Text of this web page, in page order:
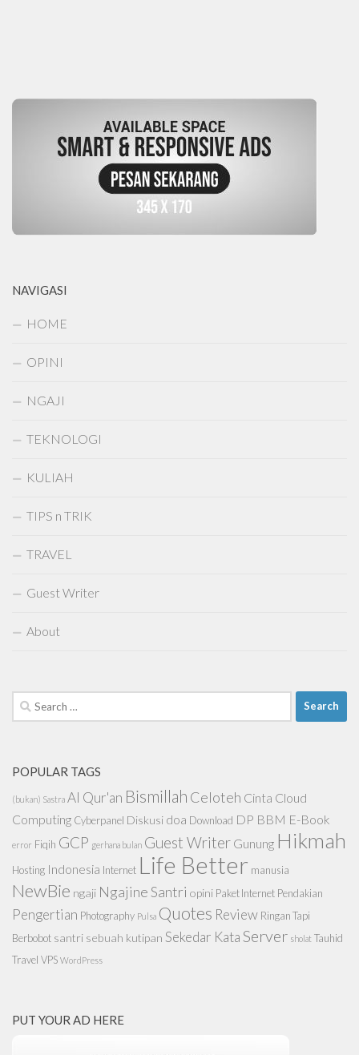
NAVIGASI
HOME
OPINI
NGAJI
TEKNOLOGI
KULIAH
TIPS n TRIK
TRAVEL
Guest Writer
About
Search
for:
POPULAR TAGS
(bukan) Sastra Al Qur'an Bismillah Celoteh Cinta Cloud
Computing Cyberpanel Diskusi doa Download DP BBM E-Book
error Fiqih GCP gerhana bulan Guest Writer Gunung Hikmah
Hosting Indonesia Internet Life Better manusia
NewBie ngaji Ngajine Santri opini Paket Internet Pendakian
Pengertian Photography Pulsa Quotes Review Ringan Tapi
Berbobot santri sebuah kutipan Sekedar KataServer sholat Tauhid
Travel VPS WordPress
PUT YOUR AD HERE